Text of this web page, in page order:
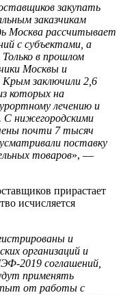
закупать
заказчикам
Москва рассчитывает
с субъектами, а
в прошлом
Москвы и
Крым заключили 2,6
которых на
лечению и
С нижегородскими
почти 7 тысяч
поставку
товаров», —
прирастает
исчисляется
и
организаций и
2019 соглашений,
применять
от работы с